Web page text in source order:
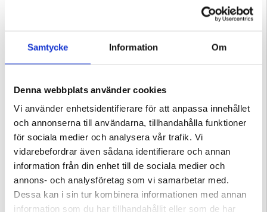
Samtycke Information Om
Denna webbplats använder cookies
Vi använder enhetsidentifierare för att anpassa innehållet
och annonserna till användarna, tillhandahålla funktioner
för sociala medier och analysera vår trafik. Vi
vidarebefordrar även sådana identifierare och annan
information från din enhet till de sociala medier och
annons- och analysföretag som vi samarbetar med.
Dessa kan i sin tur kombinera informationen med annan
information som du har tillhandahållit eller som de har
- Ställ iPhone 16 Pro Max på ett cafébord för att titta på din favoritserie utan att
- Kasta en blick på fönstervyn för att se vem som ringer när du presenterar på
bara glas.
- Håll fodralet stängt på överfulla spårvagnar - magnetlåset förhindrar att mynt
sparar batteri genom att minska väckningar och det inbyggda stället ersätter
extra tillbehör på resan. Ett elegant fodral ger hållbarhet, bekvämlighet och
och funktion.
Fun fakta om fönsterfodral i äkta läder
att kombinera dem med premiumläder är en nymodighet: vegetabiliskt garvat
kohud klarar över 50 000 öppna-stäng-cykler i labbtester, vilket överlever de
flesta syntetiska alternativ samtidigt som det är biologiskt nedbrytbart i slutet av